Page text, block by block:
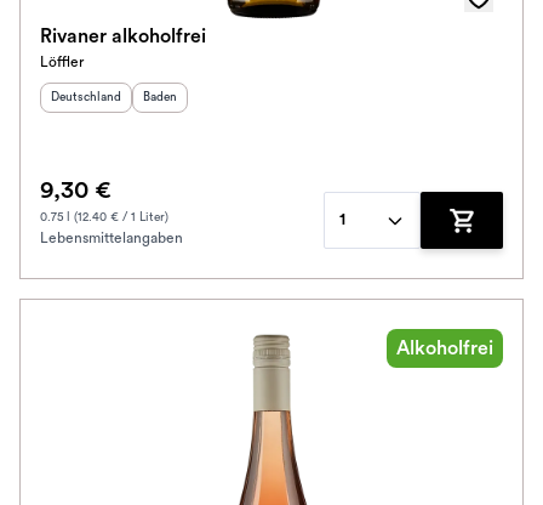
Rivaner alkoholfrei
Löffler
Herkunftsland
Deutschland Herkunftsregion
Baden
9,30 €
0.75 l (12.40 € / 1 Liter)
Lebensmittelangaben
1
Zum
Alkoholfrei